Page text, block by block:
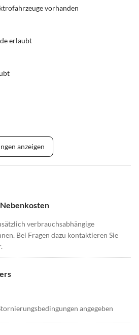
vorhanden
erlaubt
anzeigen
verbrauchsabhängige
Bei Fragen dazu kontaktieren Sie
angegeben